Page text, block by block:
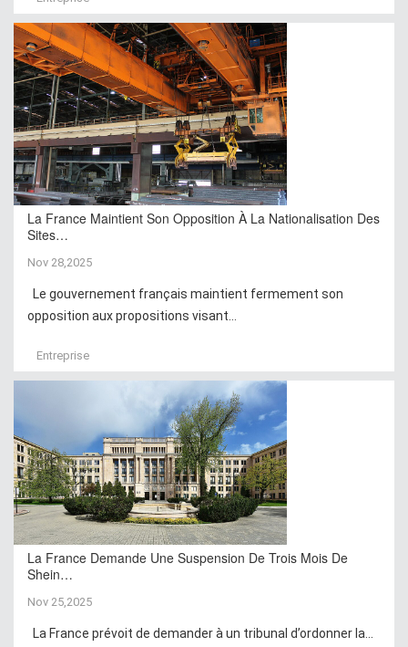
La France Maintient Son Opposition À La Nationalisation Des
Sites…
Nov 28,2025
Le gouvernement français maintient fermement son
opposition aux propositions visant...
Entreprise
La France Demande Une Suspension De Trois Mois De
Shein…
Nov 25,2025
La France prévoit de demander à un tribunal d’ordonner la...